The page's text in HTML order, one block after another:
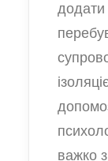
додати
важко